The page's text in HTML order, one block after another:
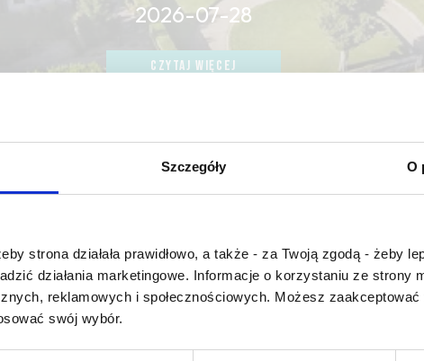
Szczegóły O
strona działała prawidłowo, a także - za Twoją zgodą - żeby
działania marketingowe. Informacje o korzystaniu ze strony
reklamowych i społecznościowych. Możesz
swój wybór.
2026-07-28
CZYTAJ WIĘCEJ
CZYTAJ WIĘCEJ